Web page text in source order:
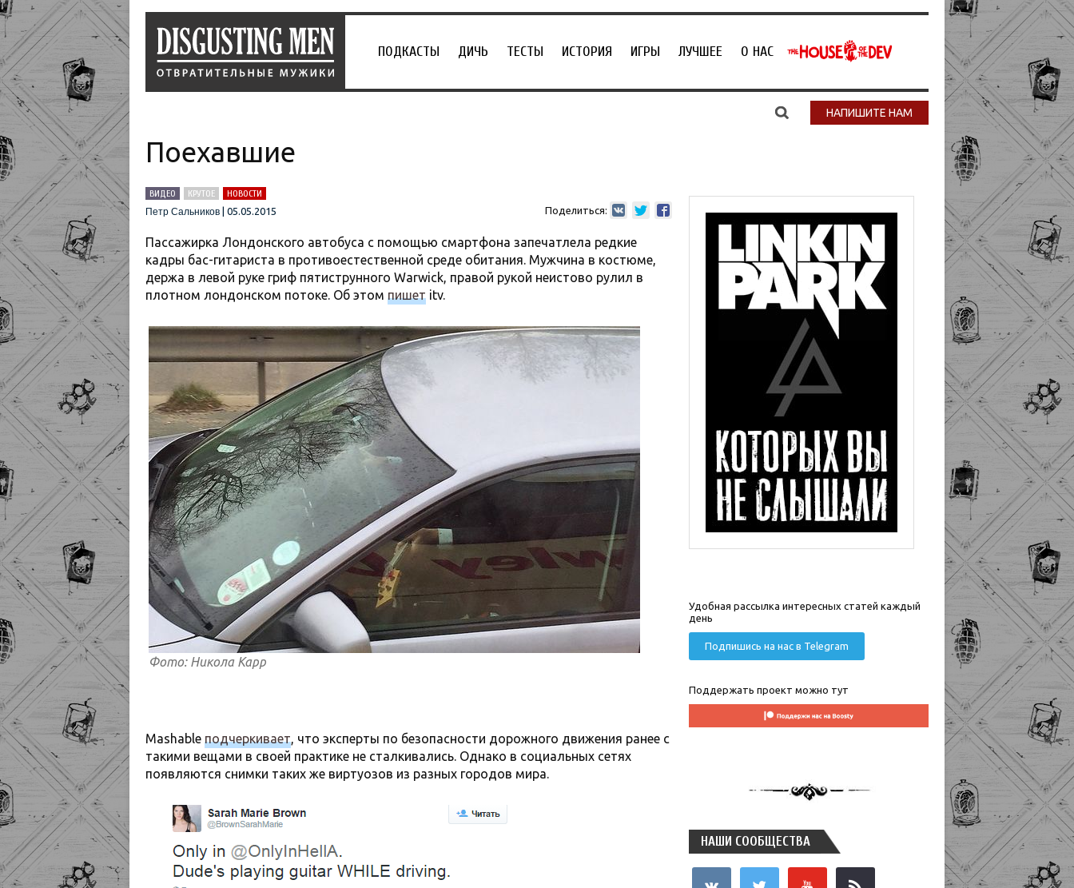
ПОДКАСТЫ ДИЧЬ ТЕСТЫ ИСТОРИЯ ИГРЫ ЛУЧШЕЕ О НАС
НАПИШИТЕ НАМ
Поехавшие
ВИДЕО КРУТОЕ
НОВОСТИ
Петр Сальников
05.05.2015 Поделиться:
Пассажирка Лондонского автобуса с помощью смартфона запечатлела редкие
кадры бас-гитариста в противоестественной среде обитания. Мужчина в костюме,
держа в левой руке гриф пятиструнного Warwick, правой рукой неистово рулил в
плотном лондонском потоке. Об этом пишет itv.
Фото: Никола Карр
Mashable подчеркивает, что эксперты по безопасности дорожного движения ранее с
такими вещами в своей практике не сталкивались. Однако в социальных сетях
появляются снимки таких же виртуозов из разных городов мира.
Удобная рассылка интересных статей каждый
день
Подпишись на нас в Telegram
Поддержать проект можно тут
НАШИ СООБЩЕСТВА